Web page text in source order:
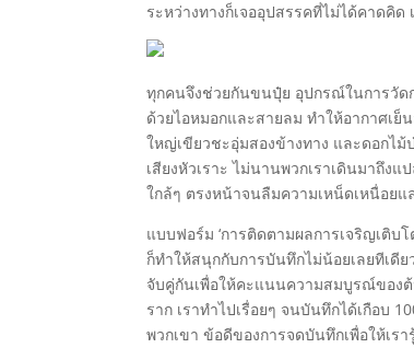
ระหว่างทางก็เจออุปสรรคที่ไม่ได้คาดคิ
ทุกคนจึงช่วยกันขนปุ๋ย อุปกรณ์ในการวัด
ด้วยไอหมอกและสายลม ทำให้อากาศเ
ใหญ่เขียวชะอุ่มสองข้างทาง และดอกไ
เสียงหัวเราะ ไม่นานพวกเราเดินมาถึ
ใกล้ๆ ตรงหน้าจนลืมความเหน็ดเหนื่อย
แบบฟอร์ม ‘การติดตามผลการเจริญเติบ
ก็ทำให้สนุกกับการบันทึกไม่น้อยเลยทีเดี
จับคู่กันเพื่อให้คะแนนความสมบูรณ์ของ
ราก เราทำไปเรื่อยๆ จนบันทึกได้เกือบ
พวกเขา ข้อดีของการจดบันทึกเพื่อให้เ